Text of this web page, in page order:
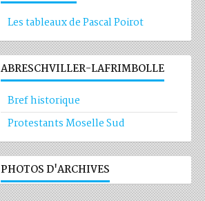
Les tableaux de Pascal Poirot
ABRESCHVILLER-LAFRIMBOLLE
Bref historique
Protestants Moselle Sud
PHOTOS D'ARCHIVES